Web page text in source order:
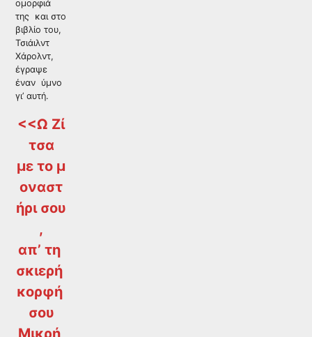
ομορφιά
της και στο
βιβλίο του,
Τσιάιλντ
Χάρολντ,
έγραψε
έναν ύμνο
γι’ αυτή.
<<Ω Ζί
τσα
με το μ
οναστ
ήρι σου
,
απ’ τη
σκιερή
κορφή
σου
Μικρή